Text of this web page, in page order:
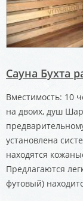
Сауна Бухта
Вместимость: 10
на двоих, душ
установлена
находятся
Предлагаются
футовый)